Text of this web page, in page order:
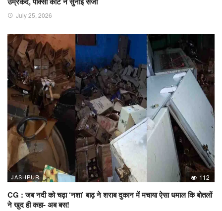
July 25, 2026
JASHPUR 112
CG : जब नदी को चढ़ा ‘नशा’ बाढ़ ने शराब दुकान में मचाया ऐसा धमाल कि बोतलों
ने खुद ही कहा- अब बस!